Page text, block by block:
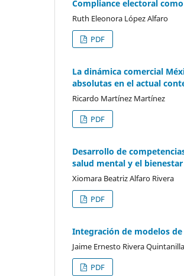
Compliance electoral
Ruth Eleonora López Alfaro
PDF
La dinámica comercial
absolutas en el actual
Ricardo Martínez Martínez
PDF
Desarrollo de
salud mental y el
Xiomara Beatriz Alfaro Rivera
PDF
Integración de modelos
Jaime Ernesto Rivera Quintanilla
PDF